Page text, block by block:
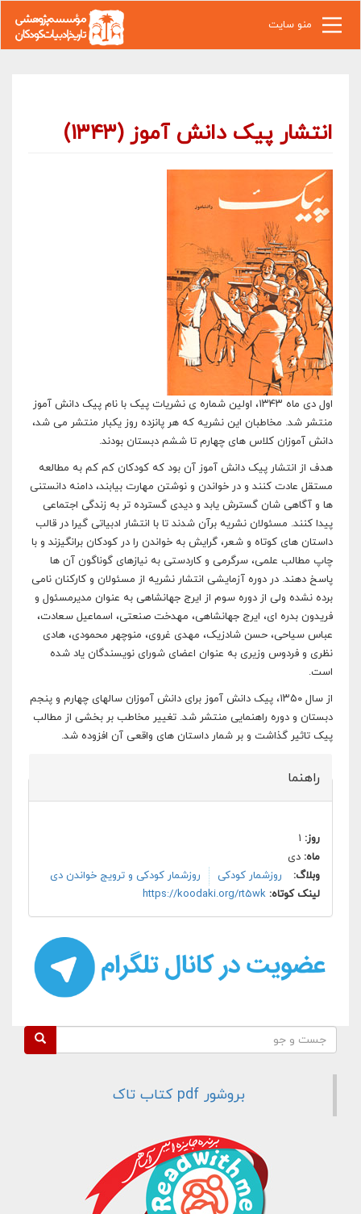
منو سایت
انتشار پیک دانش آموز (۱۳۴۳)
اول دی ماه ۱۳۴۳، اولین شماره ی نشریات پیک با نام پیک دانش آموز
منتشر شد. مخاطبان این نشریه که هر پانزده روز یکبار منتشر می شد،
دانش آموزان کلاس های چهارم تا ششم دبستان بودند.
هدف از انتشار پیک دانش آموز آن بود که کودکان کم کم به مطالعه
مستقل عادت کنند و در خواندن و نوشتن مهارت بیابند، دامنه دانستنی
ها و آگاهی شان گسترش یابد و دیدی گسترده تر به زندگی اجتماعی
پیدا کنند. مسئولان نشریه برآن شدند تا با انتشار ادبیاتی گیرا در قالب
داستان های کوتاه و شعر، گرایش به خواندن را در کودکان برانگیزند و با
چاپ مطالب علمی، سرگرمی و کاردستی به نیازهای گوناگون آن ها
پاسخ دهند. در دوره آزمایشی انتشار نشریه از مسئولان و کارکنان نامی
برده نشده ولی از دوره سوم از ایرج جهانشاهی به عنوان مدیرمسئول و
فریدون بدره ای، ایرج جهانشاهی، مهدخت صنعتی، اسماعیل سعادت،
عباس سیاحی، حسن شادزیک، مهدی غروی، منوچهر محمودی، هادی
نظری و فردوس وزیری به عنوان اعضای شورای نویسندگان یاد شده
است.
از سال ۱۳۵۰، پیک دانش آموز برای دانش آموزان سالهای چهارم و پنجم
دبستان و دوره راهنمایی منتشر شد. تغییر مخاطب بر بخشی از مطالب
پیک تاثیر گذاشت و بر شمار داستان های واقعی آن افزوده شد.
راهنما
روز: ۱
ماه: دی
وبلاگ:
روزشمار کودکی
روزشمار کودکی و ترویج خواندن دی
لینک کوتاه: https://koodaki.org/rt5wk
فرم جستجو
بروشور pdf کتاب تاک